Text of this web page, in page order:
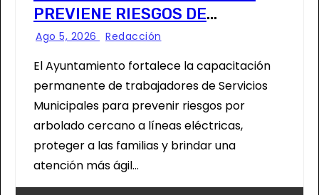
PREVIENE RIESGOS DE
CABLEADO ELÉCTRICO
Ago 5, 2026 Redacción
El Ayuntamiento fortalece la capacitación
permanente de trabajadores de Servicios
Municipales para prevenir riesgos por
arbolado cercano a líneas eléctricas,
proteger a las familias y brindar una
atención más ágil…